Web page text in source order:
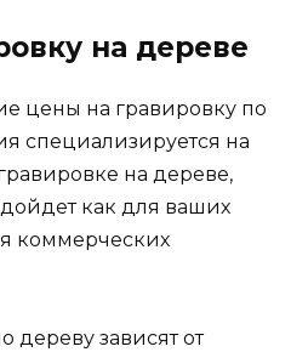
на дереве
цены на гравировку по
специализируется на
на дереве,
как для ваших
коммерческих
дереву зависят от